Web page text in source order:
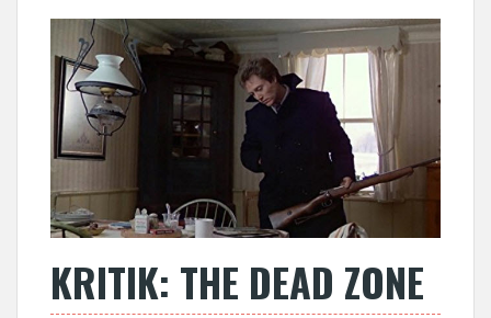
KRITIK: THE DEAD ZONE